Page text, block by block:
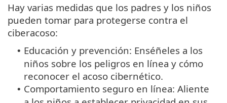
Hay varias medidas que los padres y los niños
pueden tomar para protegerse contra el
ciberacoso:
• Educación y prevención: Enséñeles a los
niños sobre los peligros en línea y cómo
reconocer el acoso cibernético.
• Comportamiento seguro en línea: Aliente